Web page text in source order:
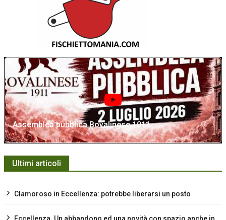
Assemblea pubblica Bovalinese 1911
Ultimi articoli
Clamoroso in Eccellenza: potrebbe liberarsi un posto
Eccellenza. Un abbandono ed una novità con spazio anche in